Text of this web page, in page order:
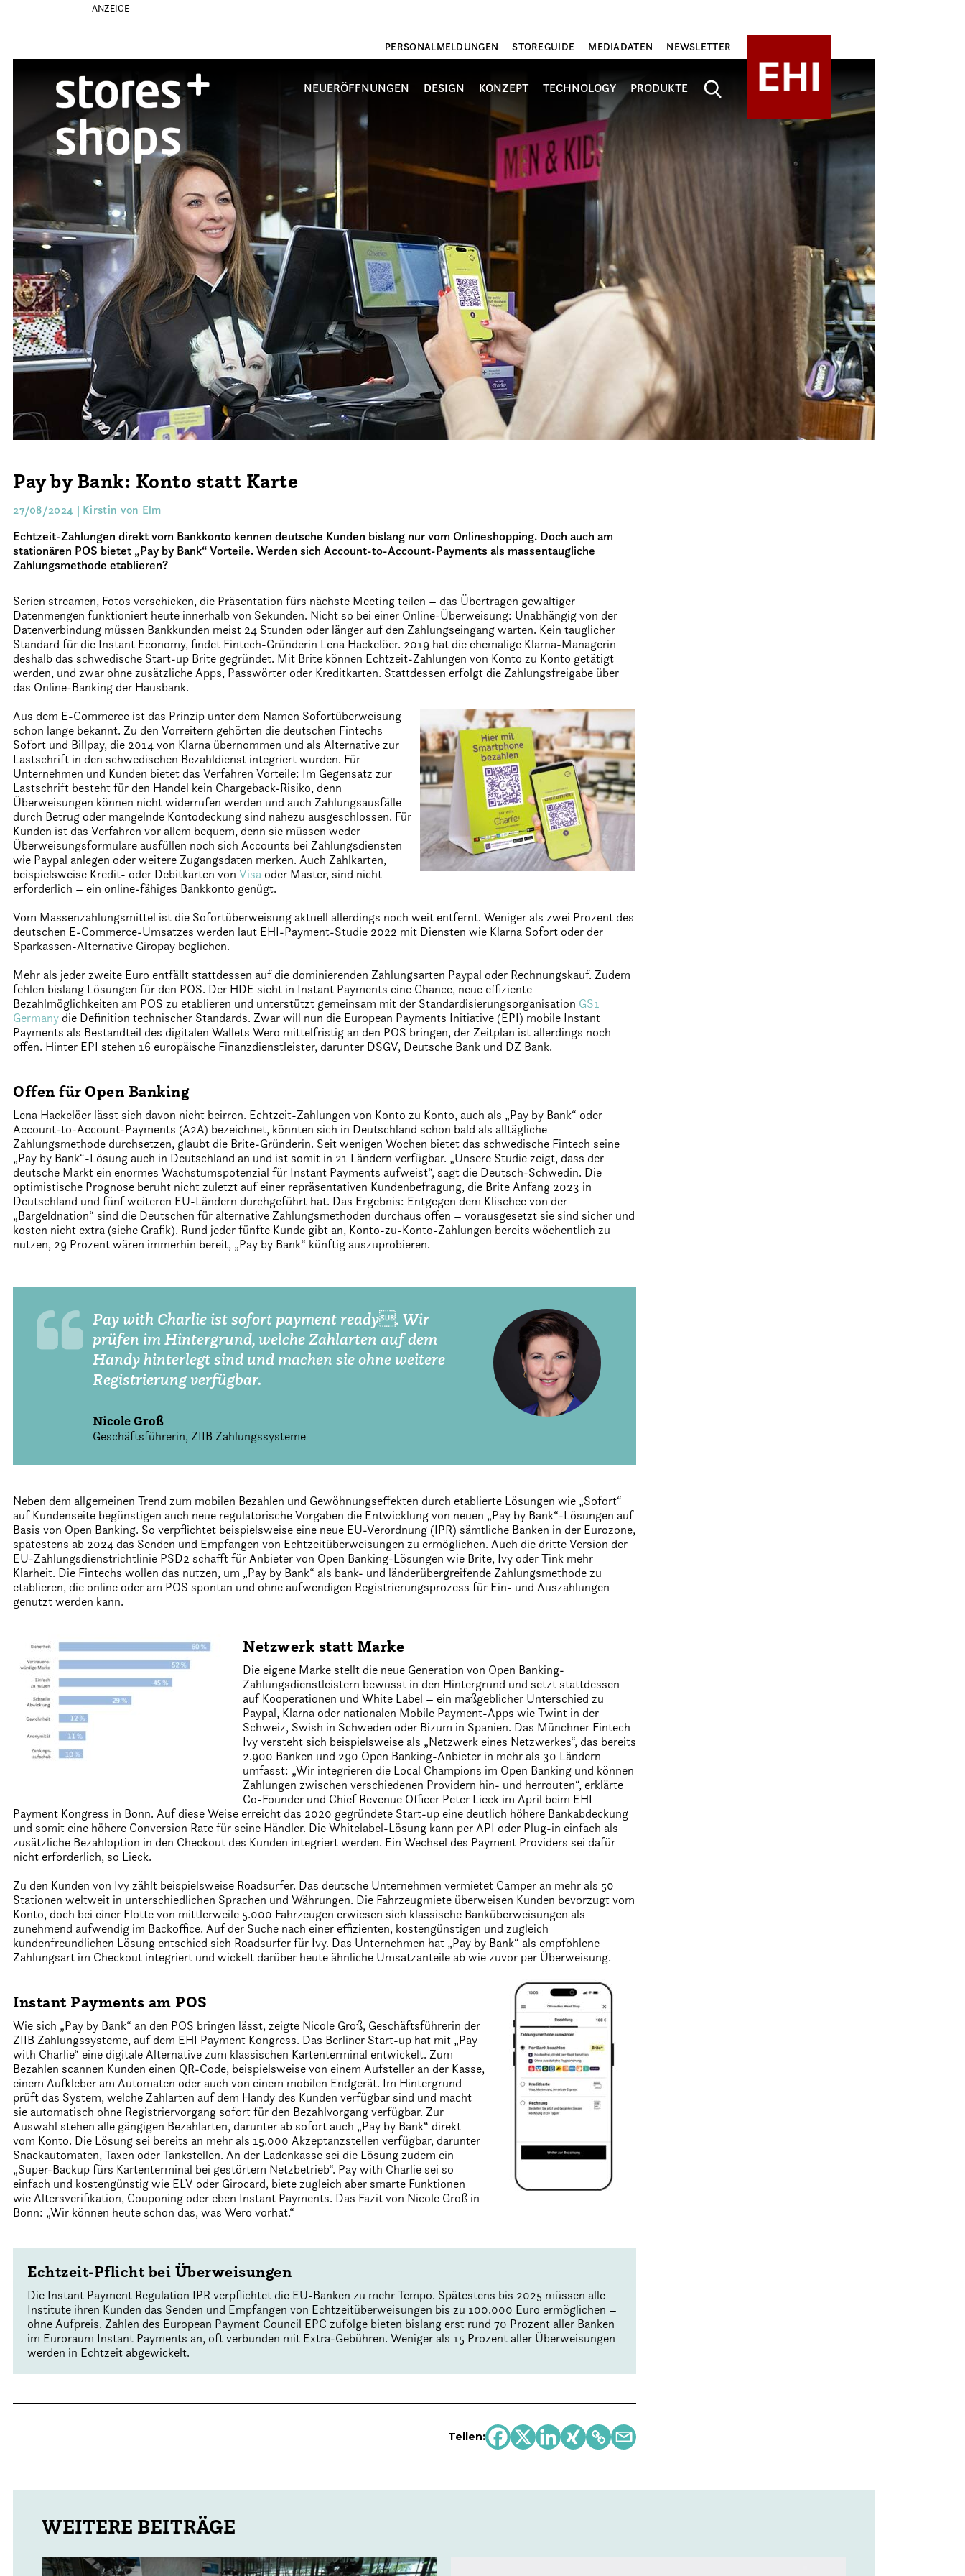
ANZEIGE
PERSONALMELDUNGEN STOREGUIDE MEDIADATEN NEWSLETTER
NEUERÖFFNUNGEN DESIGN KONZEPT TECHNOLOGY PRODUKTE
Pay by Bank: Konto statt Karte
27/08/2024 | Kirstin von Elm
Echtzeit-Zahlungen direkt vom Bankkonto kennen deutsche Kunden bislang nur vom Onlineshopping. Doch auch am
stationären POS bietet „Pay by Bank“ Vorteile. Werden sich Account-to-Account-Payments als massentaugliche
Zahlungsmethode etablieren?
Serien streamen, Fotos verschicken, die Präsentation fürs nächste Meeting teilen – das Übertragen gewaltiger
Datenmengen funktioniert heute innerhalb von Sekunden. Nicht so bei einer Online-Überweisung: Unabhängig von der
Datenverbindung müssen Bankkunden meist 24 Stunden oder länger auf den Zahlungseingang warten. Kein tauglicher
Standard für die Instant Economy, findet Fintech-Gründerin Lena Hackelöer. 2019 hat die ehemalige Klarna-Managerin
deshalb das schwedische Start-up Brite gegründet. Mit Brite können Echtzeit-Zahlungen von Konto zu Konto getätigt
werden, und zwar ohne zusätzliche Apps, Passwörter oder Kreditkarten. Stattdessen erfolgt die Zahlungsfreigabe über
das Online-Banking der Hausbank.
Aus dem E-Commerce ist das Prinzip unter dem Namen Sofortüberweisung
schon lange bekannt. Zu den Vorreitern gehörten die deutschen Fintechs
Sofort und Billpay, die 2014 von Klarna übernommen und als Alternative zur
Lastschrift in den schwedischen Bezahldienst integriert wurden. Für
Unternehmen und Kunden bietet das Verfahren Vorteile: Im Gegensatz zur
Lastschrift besteht für den Handel kein Chargeback-Risiko, denn
Überweisungen können nicht widerrufen werden und auch Zahlungsausfälle
durch Betrug oder mangelnde Kontodeckung sind nahezu ausgeschlossen. Für
Kunden ist das Verfahren vor allem bequem, denn sie müssen weder
Überweisungsformulare ausfüllen noch sich Accounts bei Zahlungsdiensten
wie Paypal anlegen oder weitere Zugangsdaten merken. Auch Zahlkarten,
beispielsweise Kredit- oder Debitkarten vonVisa oder Master, sind nicht
erforderlich – ein online-fähiges Bankkonto genügt.
Vom Massenzahlungsmittel ist die Sofortüberweisung aktuell allerdings noch weit entfernt. Weniger als zwei Prozent des
deutschen E-Commerce-Umsatzes werden laut EHI-Payment-Studie 2022 mit Diensten wie Klarna Sofort oder der
Sparkassen-Alternative Giropay beglichen.
Mehr als jeder zweite Euro entfällt stattdessen auf die dominierenden Zahlungsarten Paypal oder Rechnungskauf. Zudem
fehlen bislang Lösungen für den POS. Der HDE sieht in Instant Payments eine Chance, neue effiziente
Bezahlmöglichkeiten am POS zu etablieren und unterstützt gemeinsam mit der Standardisierungsorganisation GS1
Germany die Definition technischer Standards. Zwar will nun die European Payments Initiative (EPI) mobile Instant
Payments als Bestandteil des digitalen Wallets Wero mittelfristig an den POS bringen, der Zeitplan ist allerdings noch
offen. Hinter EPI stehen 16 europäische Finanzdienstleister, darunter DSGV, Deutsche Bank und DZ Bank.
Offen für Open Banking
Lena Hackelöer lässt sich davon nicht beirren. Echtzeit-Zahlungen von Konto zu Konto, auch als „Pay by Bank“ oder
Account-to-Account-Payments (A2A) bezeichnet, könnten sich in Deutschland schon bald als alltägliche
Zahlungsmethode durchsetzen, glaubt die Brite-Gründerin. Seit wenigen Wochen bietet das schwedische Fintech seine
„Pay by Bank“-Lösung auch in Deutschland an und ist somit in 21 Ländern verfügbar. „Unsere Studie zeigt, dass der
deutsche Markt ein enormes Wachstumspotenzial für Instant Payments aufweist“, sagt die Deutsch-Schwedin. Die
optimistische Prognose beruht nicht zuletzt auf einer repräsentativen Kundenbefragung, die Brite Anfang 2023 in
Deutschland und fünf weiteren EU-Ländern durchgeführt hat. Das Ergebnis: Entgegen dem Klischee von der
„Bargeldnation“ sind die Deutschen für alternative Zahlungsmethoden durchaus offen – vorausgesetzt sie sind sicher und
kosten nicht extra (siehe Grafik). Rund jeder fünfte Kunde gibt an, Konto-zu-Konto-Zahlungen bereits wöchentlich zu
nutzen, 29 Prozent wären immerhin bereit, „Pay by Bank“ künftig auszuprobieren.
Pay with Charlie ist sofort payment ready. Wir
prüfen im Hintergrund, welche Zahlarten auf dem
Handy hinterlegt sind und machen sie ohne weitere
Registrierung verfügbar.
Nicole Groß
Geschäftsführerin, ZIIB Zahlungssysteme
Neben dem allgemeinen Trend zum mobilen Bezahlen und Gewöhnungseffekten durch etablierte Lösungen wie „Sofort“
auf Kundenseite begünstigen auch neue regulatorische Vorgaben die Entwicklung von neuen „Pay by Bank“-Lösungen auf
Basis von Open Banking. So verpflichtet beispielsweise eine neue EU-Verordnung (IPR) sämtliche Banken in der Eurozone,
spätestens ab 2024 das Senden und Empfangen von Echtzeitüberweisungen zu ermöglichen. Auch die dritte Version der
EU-Zahlungsdienstrichtlinie PSD2 schafft für Anbieter von Open Banking-Lösungen wie Brite, Ivy oder Tink mehr
Klarheit. Die Fintechs wollen das nutzen, um „Pay by Bank“ als bank- und länderübergreifende Zahlungsmethode zu
etablieren, die online oder am POS spontan und ohne aufwendigen Registrierungsprozess für Ein- und Auszahlungen
genutzt werden kann.
Netzwerk statt Marke
Die eigene Marke stellt die neue Generation von Open Banking-
Zahlungsdienstleistern bewusst in den Hintergrund und setzt stattdessen
auf Kooperationen und White Label – ein maßgeblicher Unterschied zu
Paypal, Klarna oder nationalen Mobile Payment-Apps wie Twint in der
Schweiz, Swish in Schweden oder Bizum in Spanien. Das Münchner Fintech
Ivy versteht sich beispielsweise als „Netzwerk eines Netzwerkes“, das bereits
2.900 Banken und 290 Open Banking-Anbieter in mehr als 30 Ländern
umfasst: „Wir integrieren die Local Champions im Open Banking und können
Zahlungen zwischen verschiedenen Providern hin- und herrouten“, erklärte
Co-Founder und Chief Revenue Officer Peter Lieck im April beim EHI
Payment Kongress in Bonn. Auf diese Weise erreicht das 2020 gegründete Start-up eine deutlich höhere Bankabdeckung
und somit eine höhere Conversion Rate für seine Händler. Die Whitelabel-Lösung kann per API oder Plug-in einfach als
zusätzliche Bezahloption in den Checkout des Kunden integriert werden. Ein Wechsel des Payment Providers sei dafür
nicht erforderlich, so Lieck.
Zu den Kunden von Ivy zählt beispielsweise Roadsurfer. Das deutsche Unternehmen vermietet Camper an mehr als 50
Stationen weltweit in unterschiedlichen Sprachen und Währungen. Die Fahrzeugmiete überweisen Kunden bevorzugt vom
Konto, doch bei einer Flotte von mittlerweile 5.000 Fahrzeugen erwiesen sich klassische Banküberweisungen als
zunehmend aufwendig im Backoffice. Auf der Suche nach einer effizienten, kostengünstigen und zugleich
kundenfreundlichen Lösung entschied sich Roadsurfer für Ivy. Das Unternehmen hat „Pay by Bank“ als empfohlene
Zahlungsart im Checkout integriert und wickelt darüber heute ähnliche Umsatzanteile ab wie zuvor per Überweisung.
Instant Payments am POS
Wie sich „Pay by Bank“ an den POS bringen lässt, zeigte Nicole Groß, Geschäftsführerin der
ZIIB Zahlungssysteme, auf dem EHI Payment Kongress. Das Berliner Start-up hat mit „Pay
with Charlie“ eine digitale Alternative zum klassischen Kartenterminal entwickelt. Zum
Bezahlen scannen Kunden einen QR-Code, beispielsweise von einem Aufsteller an der Kasse,
einem Aufkleber am Automaten oder auch von einem mobilen Endgerät. Im Hintergrund
prüft das System, welche Zahlarten auf dem Handy des Kunden verfügbar sind und macht
sie automatisch ohne Registriervorgang sofort für den Bezahlvorgang verfügbar. Zur
Auswahl stehen alle gängigen Bezahlarten, darunter ab sofort auch „Pay by Bank“ direkt
vom Konto. Die Lösung sei bereits an mehr als 15.000 Akzeptanzstellen verfügbar, darunter
Snackautomaten, Taxen oder Tankstellen. An der Ladenkasse sei die Lösung zudem ein
„Super-Backup fürs Kartenterminal bei gestörtem Netzbetrieb“. Pay with Charlie sei so
einfach und kostengünstig wie ELV oder Girocard, biete zugleich aber smarte Funktionen
wie Altersverifikation, Couponing oder eben Instant Payments. Das Fazit von Nicole Groß in
Bonn: „Wir können heute schon das, was Wero vorhat.“
Echtzeit-Pflicht bei Überweisungen
Die Instant Payment Regulation IPR verpflichtet die EU-Banken zu mehr Tempo. Spätestens bis 2025 müssen alle
Institute ihren Kunden das Senden und Empfangen von Echtzeitüberweisungen bis zu 100.000 Euro ermöglichen –
ohne Aufpreis. Zahlen des European Payment Council EPC zufolge bieten bislang erst rund 70 Prozent aller Banken
im Euroraum Instant Payments an, oft verbunden mit Extra-Gebühren. Weniger als 15 Prozent aller Überweisungen
werden in Echtzeit abgewickelt.
Teilen: